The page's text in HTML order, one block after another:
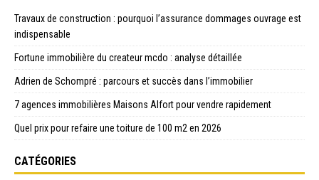
Travaux de construction : pourquoi l’assurance dommages ouvrage est
indispensable
Fortune immobilière du createur mcdo : analyse détaillée
Adrien de Schompré : parcours et succès dans l’immobilier
7 agences immobilières Maisons Alfort pour vendre rapidement
Quel prix pour refaire une toiture de 100 m2 en 2026
CATÉGORIES